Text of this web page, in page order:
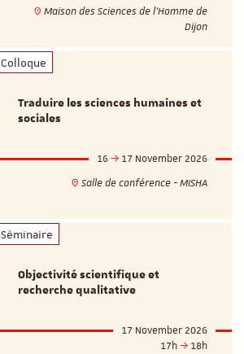
Maison des Sciences de l'Homme de
Dijon
Colloque
Traduire les sciences humaines et
sociales
16
17 November 2026
Salle de conférence - MISHA
Séminaire
Objectivité scientifique et
recherche qualitative
17 November 2026
17h
18h